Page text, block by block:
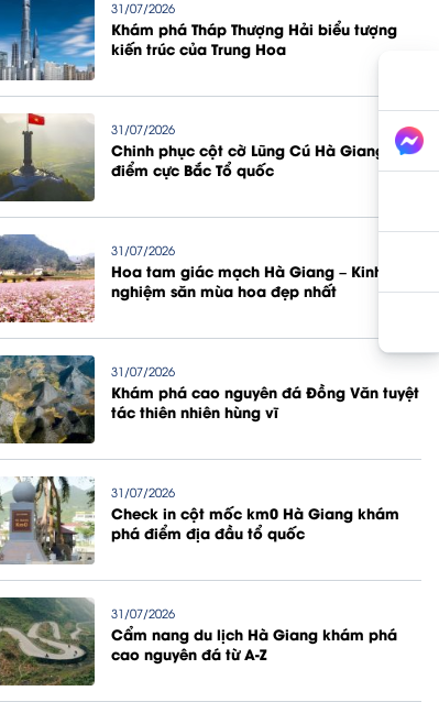
31/07/2026
Khám phá Tháp Thượng Hải biểu tượng
kiến trúc của Trung Hoa
31/07/2026
Chinh phục cột cờ Lũng Cú Hà Giang
điểm cực Bắc Tổ quốc
31/07/2026
Hoa tam giác mạch Hà Giang – Kinh
nghiệm săn mùa hoa đẹp nhất
31/07/2026
Khám phá cao nguyên đá Đồng Văn tuyệt
tác thiên nhiên hùng vĩ
31/07/2026
Check in cột mốc km0 Hà Giang khám
phá điểm địa đầu tổ quốc
31/07/2026
Cẩm nang du lịch Hà Giang khám phá
cao nguyên đá từ A-Z